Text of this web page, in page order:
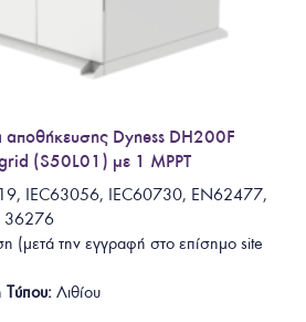
Dyness DH200F
(S50L01) με 1 MPPT
IEC63056, IEC60730, EN62477,
36276
(μετά την εγγραφή στο επίσημο site
Τύπου: Λιθίου